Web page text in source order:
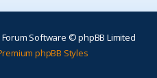
Software © phpBB Limited
phpBB Styles